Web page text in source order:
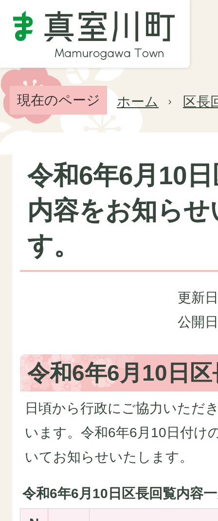
現在のページ ホーム 区長
令和6年6月10
内容をお知ら
す。
更新
公開
令和6年6月10日
日頃から行政にご協力いただ
います。令和6年6月10日付け
いてお知らせいたします。
令和6年6月10日区長回覧内容